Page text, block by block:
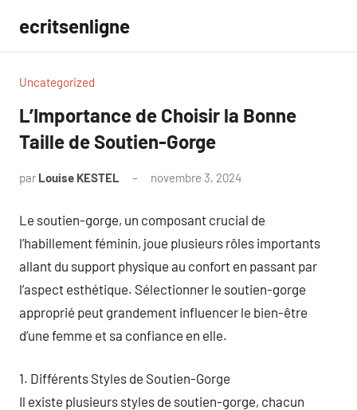
contenu
ecritsenligne
Uncategorized
L’Importance de Choisir la Bonne
Taille de Soutien-Gorge
par Louise KESTEL novembre 3, 2024
Le soutien-gorge, un composant crucial de
l’habillement féminin, joue plusieurs rôles importants
allant du support physique au confort en passant par
l’aspect esthétique. Sélectionner le soutien-gorge
approprié peut grandement influencer le bien-être
d’une femme et sa confiance en elle.
1. Différents Styles de Soutien-Gorge
Il existe plusieurs styles de soutien-gorge, chacun